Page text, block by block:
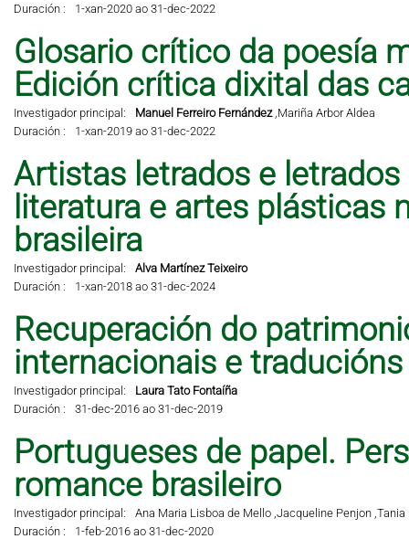
Duración :
1-xan-2020 ao 31-dec-2022
Glosario crítico da poesía
Edición crítica dixital das
Investigador principal: Manuel Ferreiro Fernández,Mariña Arbor Aldea
Duración :
1-xan-2019 ao 31-dec-2022
Artistas letrados e
literatura e artes plásticas
brasileira
Investigador principal:
Alva Martínez Teixeiro
Duración :
1-xan-2018 ao 31-dec-2024
Recuperación do
internacionais e traducións
Investigador principal:
Laura Tato Fontaíña
Duración :
31-dec-2016 ao 31-dec-2019
Portugueses de papel.
romance brasileiro
Investigador principal: Ana Maria Lisboa de Mello ,Jacqueline Penjon ,Tania
Duración :
1-feb-2016 ao 31-dec-2020